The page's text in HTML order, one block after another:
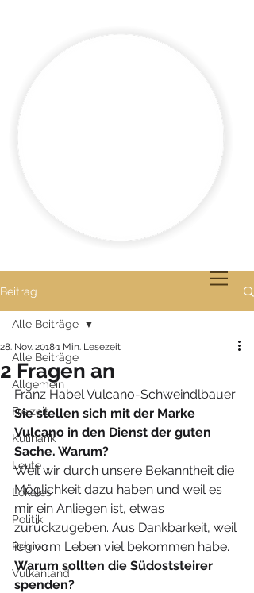
Beitrag
Alle Beiträge
Allgemein
Freizeit
Kulinarik
Leute
Lokales
Politik
Region
Vulkanland
Alle Beiträge
2 Fragen an
28. Nov. 20181 Min. Lesezeit
Franz Habel Vulcano-Schweindlbauer
Sie stellen sich mit der Marke
Vulcano in den Dienst der guten
Sache. Warum?
Weil wir durch unsere Bekanntheit die
Möglichkeit dazu haben und weil es
mir ein Anliegen ist, etwas
zurückzugeben. Aus Dankbarkeit, weil
ich vom Leben viel bekommen habe.
Warum sollten die Südoststeirer
spenden?